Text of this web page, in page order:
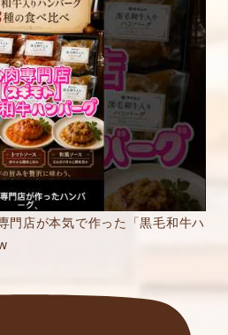
店が本気で作った「黒毛和牛ハ